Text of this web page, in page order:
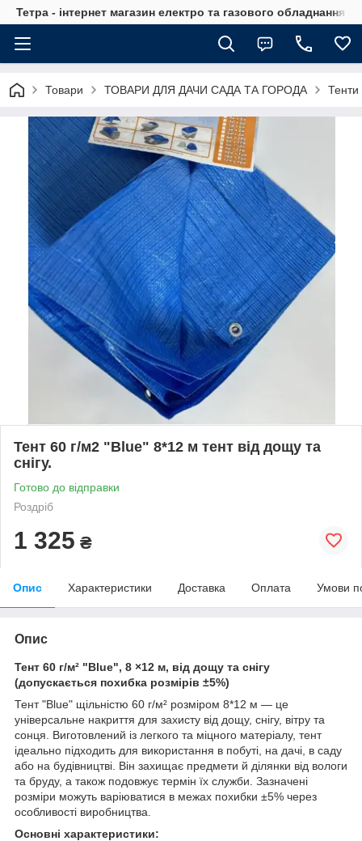
Тетра - інтернет магазин електро та газового обладнання,
Товари ТОВАРИ ДЛЯ ДАЧИ САДА ТА ГОРОДА
Тент 60 г/м2 "Blue" 8*12 м тент від дощу та
снігу.
Готово до відправки
Роздріб
1 325 ₴
Опис Характеристики Доставка Оплата Умови
Опис
Тент 60 г/м² "Blue", 8 ×12 м, від дощу та снігу
(допускається похибка розмірів ±5%)
Тент "Blue" щільністю 60 г/м² розміром 8*12 м — це
універсальне накриття для захисту від дощу, снігу, вітру та
сонця. Виготовлений із легкого та міцного матеріалу, тент
ідеально підходить для використання в побуті, на дачі, в саду
або на будівництві. Він захищає предмети й ділянки від вологи
та бруду, а також подовжує термін їх служби. Зазначені
розміри можуть варіюватися в межах похибки ±5% через
особливості виробництва.
Основні характеристики: